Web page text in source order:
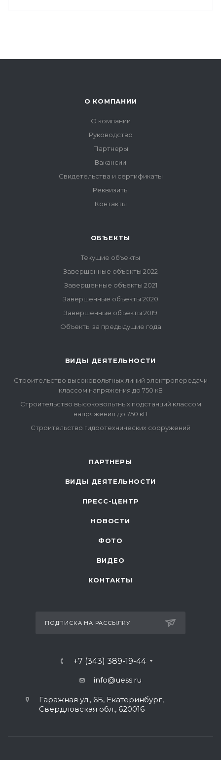
О КОМПАНИИ
О компании
Руководство
Партнеры
Вакансии
Свидетельства и сертификаты
Реквизиты
Контакты
ОБЪЕКТЫ
Текущие объекты
Завершенные объекты 2022
Завершенные объекты 2021
Завершенные объекты 2020
Завершенные объекты 2019
Объекты за предыдущие года
ВИДЫ ДЕЯТЕЛЬНОСТИ
Строительство высоковольтных линий электропередачи
классом напряжения до 750 кВ
Строительство высоковольтных подстанций классом
напряжения до 750 кВ
Строительство гидротехнических сооружений
ПАРТНЕРЫ
ВИДЫ ДЕЯТЕЛЬНОСТИ
ПРЕСС-ЦЕНТР
НОВОСТИ
ФОТО
ВИДЕО
КОНТАКТЫ
ПОДПИСКА НА РАССЫЛКУ
+7 (343) 389-19-44
info@uess.ru
Гаражная ул., 6Б, Екатеринбург,
Свердловская обл., 620016